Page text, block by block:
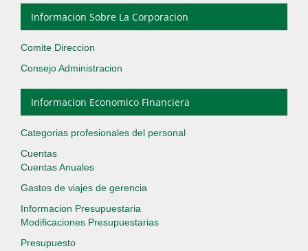
Informacion Sobre La Corporacion
Comite Direccion
Consejo Administracion
Informacion Economico Financiera
Categorias profesionales del personal
Cuentas
Cuentas Anuales
Gastos de viajes de gerencia
Informacion Presupuestaria
Modificaciones Presupuestarias
Presupuesto